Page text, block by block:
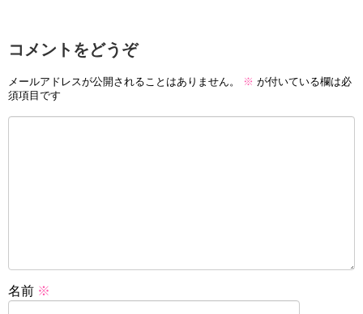
コメントをどうぞ
メールアドレスが公開されることはありません。 ※ が付いている欄は必
須項目です
名前 ※